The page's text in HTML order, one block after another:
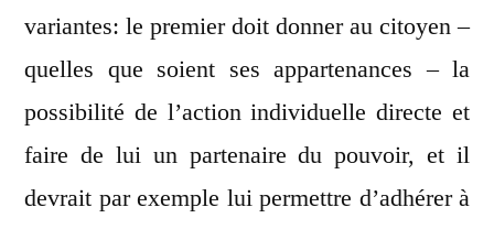
variantes: le premier doit donner au citoyen –
quelles que soient ses appartenances – la
possibilité de l’action individuelle directe et
faire de lui un partenaire du pouvoir, et il
devrait par exemple lui permettre d’adhérer à